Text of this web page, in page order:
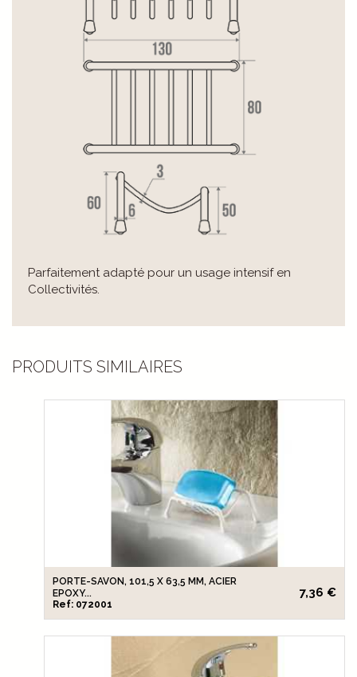
Parfaitement adapté pour un usage intensif en
Collectivités.
PRODUITS SIMILAIRES
PORTE-SAVON, 101,5 X 63,5 MM, ACIER
EPOXY...
Ref: 072001
7,36 €